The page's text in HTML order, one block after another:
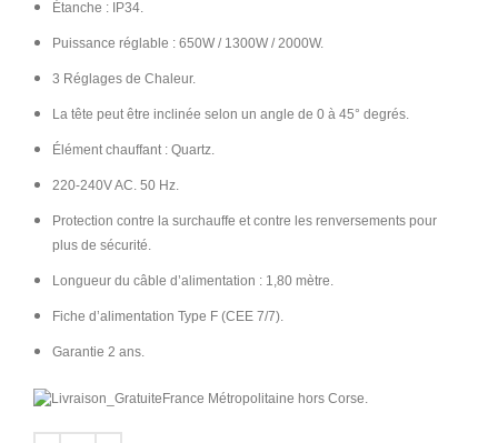
Étanche : IP34.
Puissance réglable : 650W / 1300W / 2000W.
3 Réglages de Chaleur.
La tête peut être inclinée selon un angle de 0 à 45° degrés.
Élément chauffant : Quartz.
220-240V AC. 50 Hz.
Protection contre la surchauffe et contre les renversements pour
plus de sécurité.
Longueur du câble d’alimentation : 1,80 mètre.
Fiche d’alimentation Type F (CEE 7/7).
Garantie 2 ans.
France Métropolitaine hors Corse.